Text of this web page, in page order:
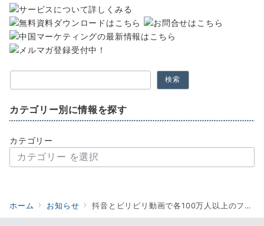
検索
カテゴリー別に情報を探す
カテゴリー
ホーム お知らせ 抖音とビリビリ動画で各100万人以上のフォロワーを持つ唯一の日本人インフルエンサー「松浦文哉」が、当社クリエイティブプロデューサーに就任しました。